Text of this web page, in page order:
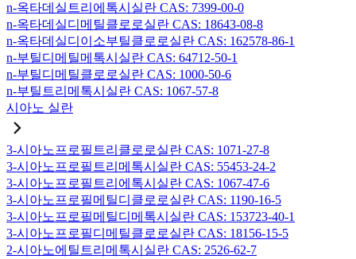
n-옥타데실트리에톡시실란 CAS: 7399-00-0
n-옥타데실디메틸클로로실란 CAS: 18643-08-8
n-옥타데실디이소부틸클로로실란 CAS: 162578-86-1
n-부틸디메틸메톡시실란 CAS: 64712-50-1
n-부틸디메틸클로로실란 CAS: 1000-50-6
n-부틸트리메톡시실란 CAS: 1067-57-8
시아노 실란
3-시아노프로필트리클로로실란 CAS: 1071-27-8
3-시아노프로필트리메톡시실란 CAS: 55453-24-2
3-시아노프로필트리에톡시실란 CAS: 1067-47-6
3-시아노프로필메틸디클로로실란 CAS: 1190-16-5
3-시아노프로필메틸디메톡시실란 CAS: 153723-40-1
3-시아노프로필디메틸클로로실란 CAS: 18156-15-5
2-시아노에틸트리메톡시실란 CAS: 2526-62-7